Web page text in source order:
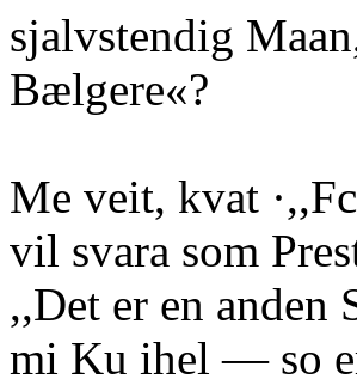
sjalvstendig
Bælgere«?
Me veit, kvat
vil svara som
,,Det er en anden
mi Ku ihel — so